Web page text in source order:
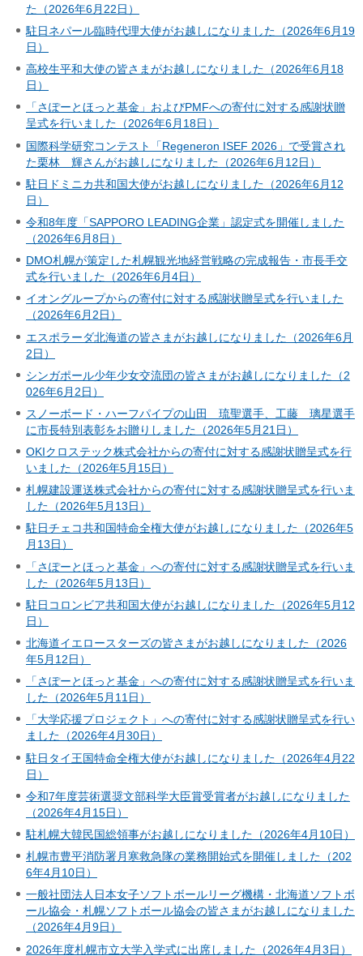
た（2026年6月22日）
駐日ネパール臨時代理大使がお越しになりました（2026年6月19
日）
高校生平和大使の皆さまがお越しになりました（2026年6月18
日）
「さぽーとほっと基金」およびPMFへの寄付に対する感謝状贈
呈式を行いました（2026年6月18日）
国際科学研究コンテスト「Regeneron ISEF 2026」で受賞され
た栗林 輝さんがお越しになりました（2026年6月12日）
駐日ドミニカ共和国大使がお越しになりました（2026年6月12
日）
令和8年度「SAPPORO LEADING企業」認定式を開催しました
（2026年6月8日）
DMO札幌が策定した札幌観光地経営戦略の完成報告・市長手交
式を行いました（2026年6月4日）
イオングループからの寄付に対する感謝状贈呈式を行いました
（2026年6月2日）
エスポラーダ北海道の皆さまがお越しになりました（2026年6月
2日）
シンガポール少年少女交流団の皆さまがお越しになりました（2
026年6月2日）
スノーボード・ハーフパイプの山田 琉聖選手、工藤 璃星選手
に市長特別表彰をお贈りしました（2026年5月21日）
OKIクロステック株式会社からの寄付に対する感謝状贈呈式を行
いました（2026年5月15日）
札幌建設運送株式会社からの寄付に対する感謝状贈呈式を行いま
した（2026年5月13日）
駐日チェコ共和国特命全権大使がお越しになりました（2026年5
月13日）
「さぽーとほっと基金」への寄付に対する感謝状贈呈式を行いま
した（2026年5月13日）
駐日コロンビア共和国大使がお越しになりました（2026年5月12
日）
北海道イエロースターズの皆さまがお越しになりました（2026
年5月12日）
「さぽーとほっと基金」への寄付に対する感謝状贈呈式を行いま
した（2026年5月11日）
「大学応援プロジェクト」への寄付に対する感謝状贈呈式を行い
ました（2026年4月30日）
駐日タイ王国特命全権大使がお越しになりました（2026年4月22
日）
令和7年度芸術選奨文部科学大臣賞受賞者がお越しになりました
（2026年4月15日）
駐札幌大韓民国総領事がお越しになりました（2026年4月10日）
札幌市豊平消防署月寒救急隊の業務開始式を開催しました（202
6年4月10日）
一般社団法人日本女子ソフトボールリーグ機構・北海道ソフトボ
ール協会・札幌ソフトボール協会の皆さまがお越しになりました
（2026年4月9日）
2026年度札幌市立大学入学式に出席しました（2026年4月3日）